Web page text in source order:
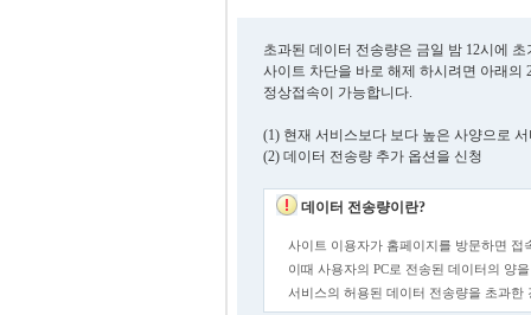
초과된 데이터 전송량은 금일 밤 12시에
사이트 차단을 바로 해제 하시려면 아래의
정상접속이 가능합니다.
(1) 현재 서비스보다 보다 높은 사양으로
(2) 데이터 전송량 추가 옵션을 신청
데이터 전송량이란?
사이트 이용자가 홈페이지를 방문하면 접
이때 사용자의 PC로 전송된 데이터의 양
서비스의 허용된 데이터 전송량을 초과